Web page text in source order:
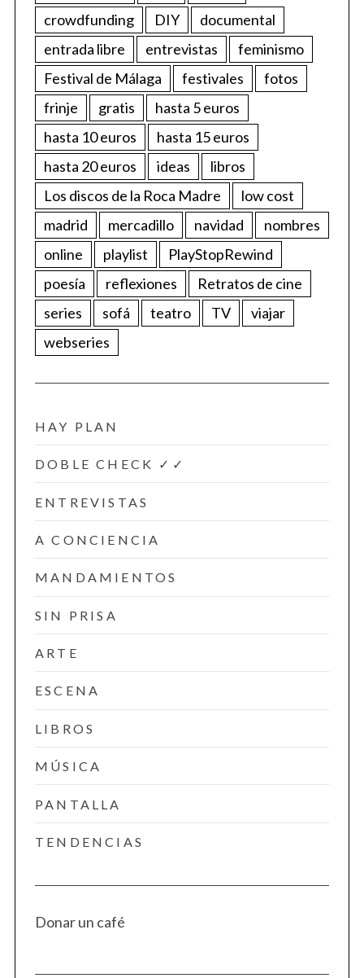
crowdfunding
DIY
documental
entrada libre
entrevistas
feminismo
Festival de Málaga
festivales
fotos
frinje
gratis
hasta 5 euros
hasta 10 euros
hasta 15 euros
hasta 20 euros
ideas
libros
Los discos de la Roca Madre
low cost
madrid
mercadillo navidad
nombres
online
playlist
PlayStopRewind
poesía
reflexiones
Retratos de cine
series
sofá teatro TV
viajar
webseries
HAY PLAN
DOBLE CHECK ✓✓
ENTREVISTAS
A CONCIENCIA
MANDAMIENTOS
SIN PRISA
ARTE
ESCENA
LIBROS
MÚSICA
PANTALLA
TENDENCIAS
Donar un café